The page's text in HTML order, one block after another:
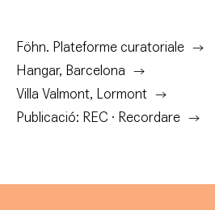
Föhn. Plateforme curatoriale
Hangar, Barcelona
Villa Valmont, Lormont
Publicació: REC · Recordare